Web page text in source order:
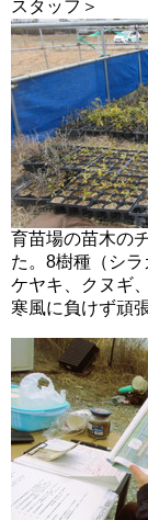
スタッフ＞
育苗場の苗木の
た。8樹種（シラ
ケヤキ、クヌギ
寒風に負けず頑